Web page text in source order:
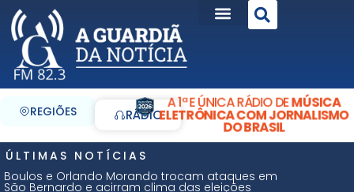
REGIÕES RÁDIO
A 1ª E ÚNICA RÁDIO DEMÚSICA
ELETRÔNICA COM JORNALISMO
DO BRASIL
ÚLTIMAS NOTÍCIAS
Boulos e Orlando Morando trocam ataques em
São Bernardo e acirram clima das eleições